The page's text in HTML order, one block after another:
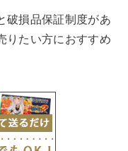
破損品保証制度があ
りたい方におすすめ